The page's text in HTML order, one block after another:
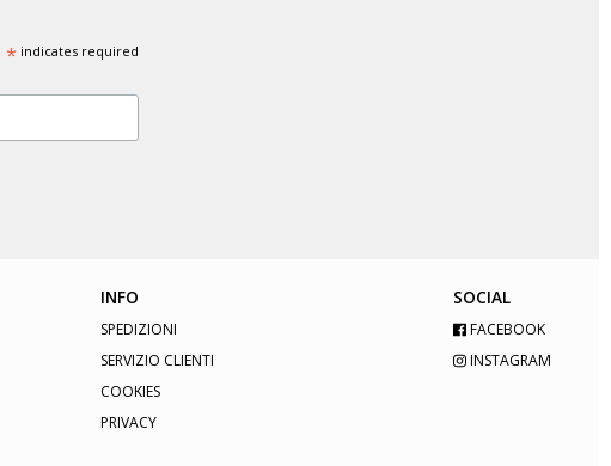
*indicates required
INFO
SPEDIZIONI
SERVIZIO CLIENTI
COOKIES
PRIVACY
SOCIAL
FACEBOOK
INSTAGRAM